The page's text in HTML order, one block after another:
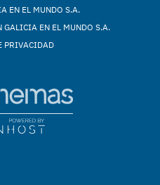
EN EL MUNDO S.A.
GALICIA EN EL MUNDO S.A.
PRIVACIDAD